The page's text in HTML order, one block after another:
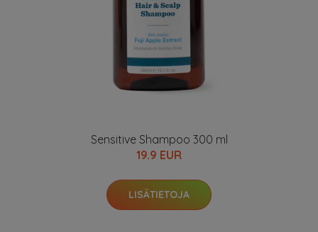
Sensitive Shampoo 300 ml
19.9 EUR
LISÄTIETOJA